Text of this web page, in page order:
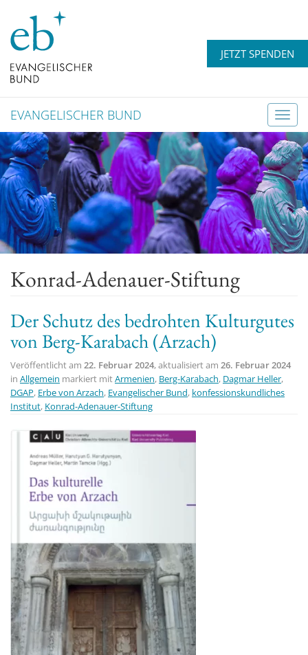
JETZT SPENDEN
T
o
g
g
l
e
n
a
v
t
EVANGELISCHER BUND
Konrad-Adenauer-Stiftung
Der Schutz des bedrohten Kulturgutes
von Berg-Karabach (Arzach)
Veröffentlicht am 22. Februar 2024, aktualisiert am 26. Februar 2024
in Allgemein markiert mitArmenien, Berg-Karabach, Dagmar Heller,
DGAP, Erbe von Arzach, Evangelischer Bund, konfessionskundliches
Institut, Konrad-Adenauer-Stiftung